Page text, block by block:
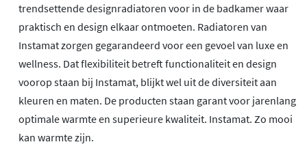
trendsettende designradiatoren voor in de badkamer waar
praktisch en design elkaar ontmoeten. Radiatoren van
Instamat zorgen gegarandeerd voor een gevoel van luxe en
wellness. Dat flexibiliteit betreft functionaliteit en design
voorop staan bij Instamat, blijkt wel uit de diversiteit aan
kleuren en maten. De producten staan garant voor jarenlang
optimale warmte en superieure kwaliteit. Instamat. Zo mooi
kan warmte zijn.